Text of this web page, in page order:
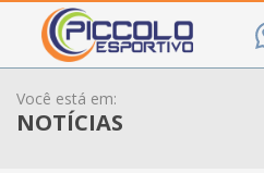
Você está em:
NOTÍCIAS